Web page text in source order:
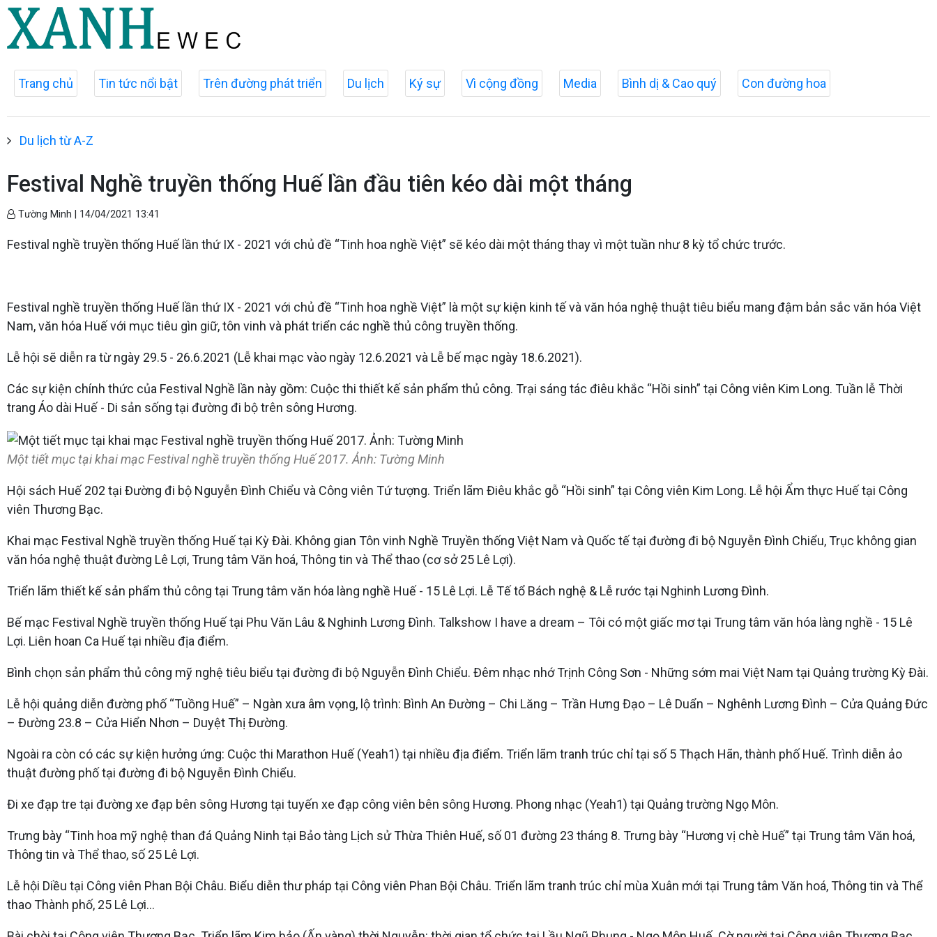
Trang chủ Tin tức nổi bật Trên đường phát triển Du lịch Ký sự Vì cộng đồng Media Bình dị & Cao quý Con đường hoa
Du lịch từ A-Z
Festival Nghề truyền thống Huế lần đầu tiên kéo dài một tháng
Tường Minh | 14/04/2021 13:41
Festival nghề truyền thống Huế lần thứ IX - 2021 với chủ đề “Tinh hoa nghề Việt” sẽ kéo dài một tháng thay vì một tuần như 8 kỳ tổ chức trước.
Festival nghề truyền thống Huế lần thứ IX - 2021 với chủ đề “Tinh hoa nghề Việt” là một sự kiện kinh tế và văn hóa nghệ thuật tiêu biểu mang đậm bản sắc văn hóa Việt
Nam, văn hóa Huế với mục tiêu gìn giữ, tôn vinh và phát triển các nghề thủ công truyền thống.
Lễ hội sẽ diễn ra từ ngày 29.5 - 26.6.2021 (Lễ khai mạc vào ngày 12.6.2021 và Lễ bế mạc ngày 18.6.2021).
Các sự kiện chính thức của Festival Nghề lần này gồm: Cuộc thi thiết kế sản phẩm thủ công. Trại sáng tác điêu khắc “Hồi sinh” tại Công viên Kim Long. Tuần lễ Thời
trang Áo dài Huế - Di sản sống tại đường đi bộ trên sông Hương.
Một tiết mục tại khai mạc Festival nghề truyền thống Huế 2017. Ảnh: Tường Minh
Hội sách Huế 202 tại Đường đi bộ Nguyễn Đình Chiểu và Công viên Tứ tượng. Triển lãm Điêu khắc gỗ “Hồi sinh” tại Công viên Kim Long. Lễ hội Ẩm thực Huế tại Công
viên Thương Bạc.
Khai mạc Festival Nghề truyền thống Huế tại Kỳ Đài. Không gian Tôn vinh Nghề Truyền thống Việt Nam và Quốc tế tại đường đi bộ Nguyễn Đình Chiểu, Trục không gian
văn hóa nghệ thuật đường Lê Lợi, Trung tâm Văn hoá, Thông tin và Thể thao (cơ sở 25 Lê Lợi).
Triển lãm thiết kế sản phẩm thủ công tại Trung tâm văn hóa làng nghề Huế - 15 Lê Lợi. Lễ Tế tổ Bách nghệ & Lễ rước tại Nghinh Lương Đình.
Bế mạc Festival Nghề truyền thống Huế tại Phu Văn Lâu & Nghinh Lương Đình. Talkshow I have a dream – Tôi có một giấc mơ tại Trung tâm văn hóa làng nghề - 15 Lê
Lợi. Liên hoan Ca Huế tại nhiều địa điểm.
Bình chọn sản phẩm thủ công mỹ nghệ tiêu biểu tại đường đi bộ Nguyễn Đình Chiểu. Đêm nhạc nhớ Trịnh Công Sơn - Những sớm mai Việt Nam tại Quảng trường Kỳ Đài.
Lễ hội quảng diễn đường phố “Tuồng Huế” – Ngàn xưa âm vọng, lộ trình: Bình An Đường – Chi Lăng – Trần Hưng Đạo – Lê Duẩn – Nghênh Lương Đình – Cửa Quảng Đức
– Đường 23.8 – Cửa Hiển Nhơn – Duyệt Thị Đường.
Ngoài ra còn có các sự kiện hưởng ứng: Cuộc thi Marathon Huế (Yeah1) tại nhiều địa điểm. Triển lãm tranh trúc chỉ tại số 5 Thạch Hãn, thành phố Huế. Trình diễn ảo
thuật đường phố tại đường đi bộ Nguyễn Đình Chiểu.
Đi xe đạp tre tại đường xe đạp bên sông Hương tại tuyến xe đạp công viên bên sông Hương. Phong nhạc (Yeah1) tại Quảng trường Ngọ Môn.
Trưng bày “Tinh hoa mỹ nghệ than đá Quảng Ninh tại Bảo tàng Lịch sử Thừa Thiên Huế, số 01 đường 23 tháng 8. Trưng bày “Hương vị chè Huế” tại Trung tâm Văn hoá,
Thông tin và Thể thao, số 25 Lê Lợi.
Lễ hội Diều tại Công viên Phan Bội Châu. Biểu diễn thư pháp tại Công viên Phan Bội Châu. Triển lãm tranh trúc chỉ mùa Xuân mới tại Trung tâm Văn hoá, Thông tin và Thể
thao Thành phố, 25 Lê Lợi...